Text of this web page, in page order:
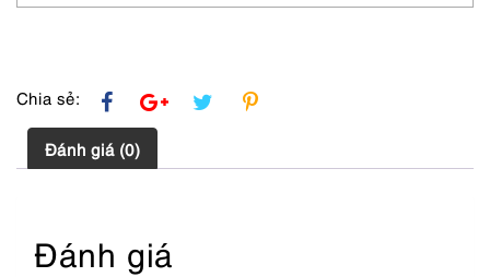
Chia sẻ:
Đánh giá (0)
Đánh giá